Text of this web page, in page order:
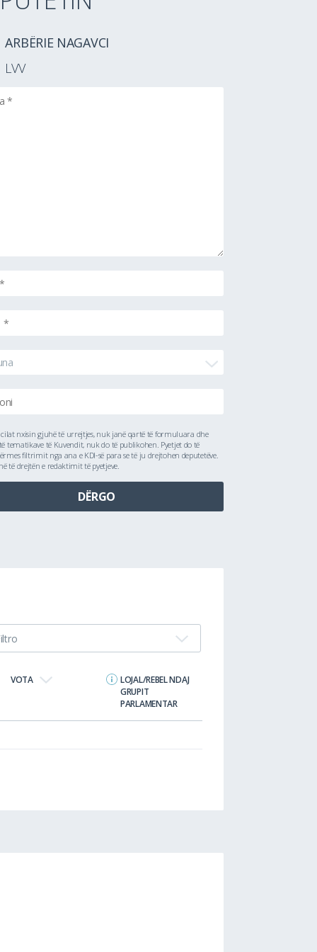
ARBËRIE NAGAVCI
LVV
cilat nxisin gjuhë të urrejtjes, nuk janë qartë të formuluara dhe
tematikave të Kuvendit, nuk do të publikohen. Pyetjet do të
filtrimit nga ana e KDI-së para se të ju drejtohen deputetëve.
të drejtën e redaktimit të pyetjeve.
VOTA
LOJAL/REBEL NDAJ
GRUPIT
PARLAMENTAR